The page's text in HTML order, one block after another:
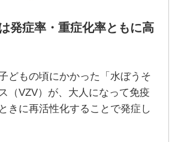
発症率・重症化率ともに高
どもの頃にかかった「水ぼうそ
（VZV）が、大人になって免疫
きに再活性化することで発症し